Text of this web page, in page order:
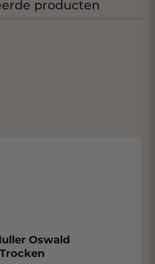
en dille
de mineraliteit een
naar het kookvocht.
producten
Oswald